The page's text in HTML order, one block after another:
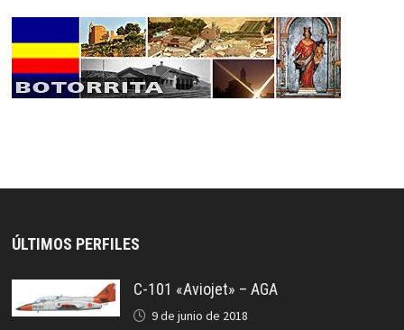
ÚLTIMOS PERFILES
C-101 «Aviojet» – AGA
9 de junio de 2018